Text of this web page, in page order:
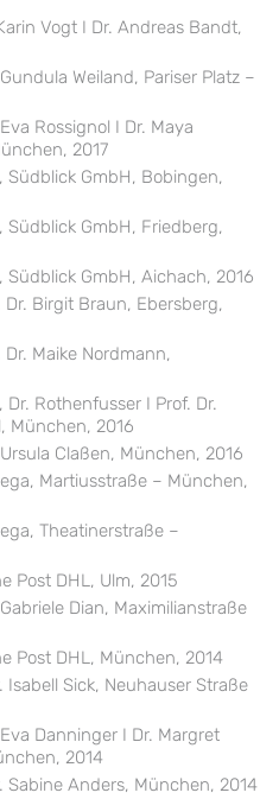
Vogt I Dr. Andreas Bandt,
Weiland, Pariser Platz –
Rossignol I Dr. Maya
2017
GmbH, Bobingen,
GmbH, Friedberg,
GmbH, Aichach, 2016
Birgit Braun, Ebersberg,
Maike Nordmann,
Rothenfusser I Prof. Dr.
München, 2016
Claßen, München, 2016
Martiusstraße – München,
Theatinerstraße –
Post DHL, Ulm, 2015
Dian, Maximilianstraße
Post DHL, München, 2014
Isabell Sick, Neuhauser Straße
Danninger I Dr. Margret
2014
Sabine Anders, München, 2014